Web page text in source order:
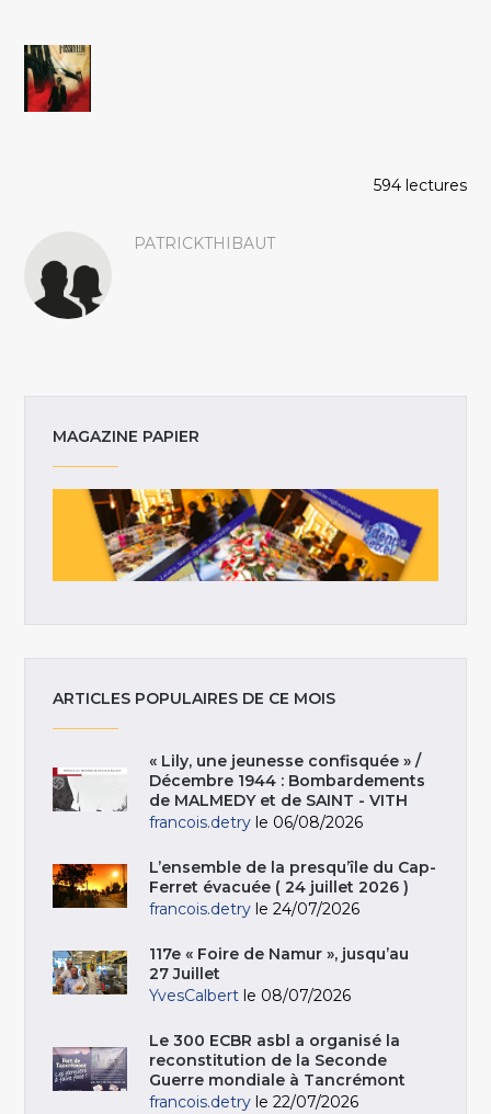
594 lectures
PATRICKTHIBAUT
MAGAZINE PAPIER
ARTICLES POPULAIRES DE CE MOIS
« Lily, une jeunesse confisquée » /
Décembre 1944 : Bombardements
de MALMEDY et de SAINT - VITH
francois.detry le 06/08/2026
L’ensemble de la presqu’île du Cap-
Ferret évacuée ( 24 juillet 2026 )
francois.detry le 24/07/2026
117e « Foire de Namur », jusqu’au
27 Juillet
YvesCalbert le 08/07/2026
Le 300 ECBR asbl a organisé la
reconstitution de la Seconde
Guerre mondiale à Tancrémont
francois.detry le 22/07/2026